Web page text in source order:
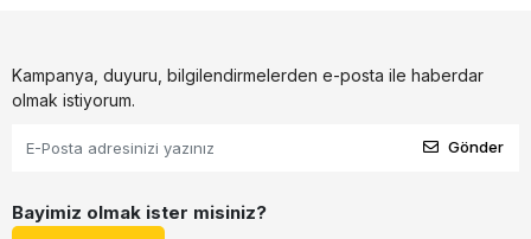
Kampanya, duyuru, bilgilendirmelerden e-posta ile haberdar
olmak istiyorum.
Gönder
Bayimiz olmak ister misiniz?